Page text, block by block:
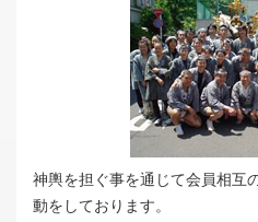
神輿を担ぐ事を通じて会員相互
動をしております。